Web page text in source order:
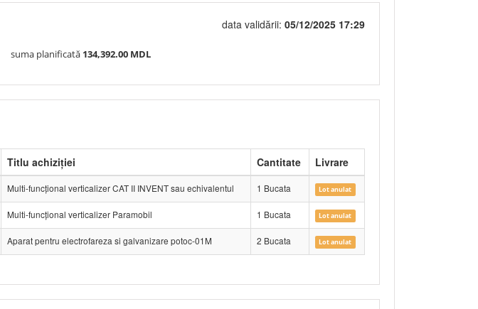
data validării: 05/12/2025 17:29
suma planificată 134,392.00 MDL
Titlu achiziției Cantitate
Livrare
Multi-funcțional verticalizer CAT II INVENT sau echivalentul 1 Bucata Lot anulat
Multi-funcțional verticalizer Paramobil 1 Bucata Lot anulat
Aparat pentru electrofareza si galvanizare potoc-01M 2 Bucata Lot anulat